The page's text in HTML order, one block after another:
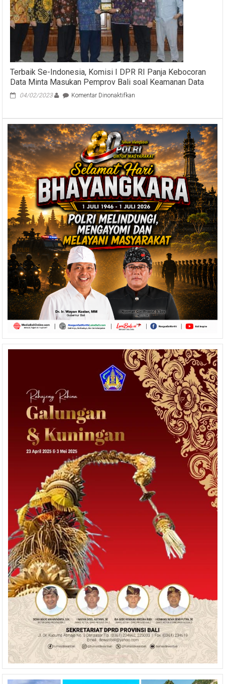
Bakti
2019
–
Terbaik Se-Indonesia, Komisi I DPR RI Panja Kebocoran
Data Minta Masukan Pemprov Bali soal Keamanan Data
04/02/2023 Komentar Dinonaktifkan
Komisi
I
DPR
RI
Panja
Kebocoran
Data
Minta
Masukan
Pemprov
Bali
soal
Keamanan
Data